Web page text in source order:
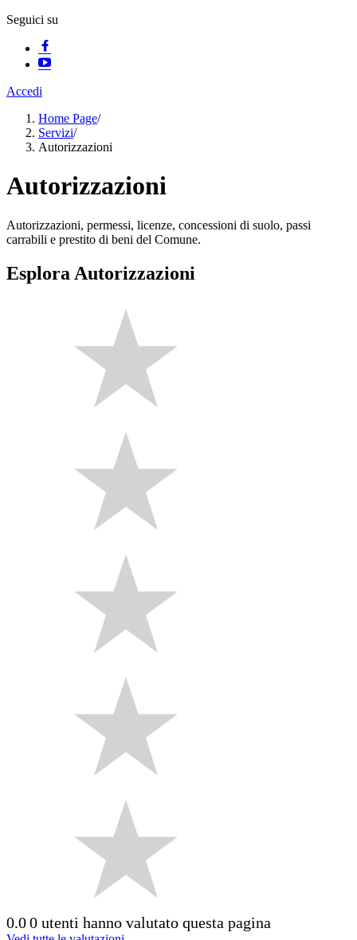
Seguici su
Accedi
Home Page/
Servizi/
Autorizzazioni
Autorizzazioni
Autorizzazioni, permessi, licenze, concessioni di suolo, passi
carrabili e prestito di beni del Comune.
Esplora Autorizzazioni
0.00 utenti hanno valutato questa pagina